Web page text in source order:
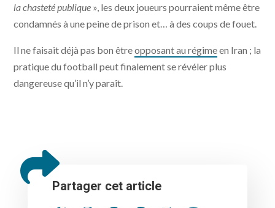
la chasteté publique », les deux joueurs pourraient même être
condamnés à une peine de prison et… à des coups de fouet.
Il ne faisait déjà pas bon êtreopposant au régimeen Iran ; la
pratique du football peut finalement se révéler plus
dangereuse qu’il n’y paraît.
Partager cet article